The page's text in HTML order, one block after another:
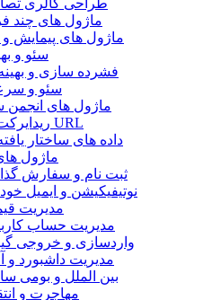
ماژول های چند
ماژول های پیمایش
سئو و
فشرده سازی و
سئو و
ماژول های انجمن
ریدایرکت و بهینه سازی URL
داده های ساختار
ماژول
ثبت نام و سفارش
نوتیفیکیشن و ایمیل
مدیریت
مدیریت حساب
واردسازی و خروجی
مدیریت داشبورد و
بین الملل و بومی
مهاجرت و